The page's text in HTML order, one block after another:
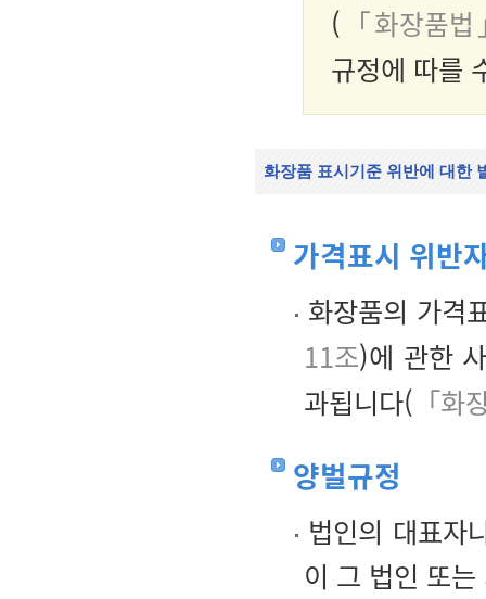
( 「화장품
규정에 따를
화장품 표시기준 위반에 대한
가격표시 위반
화장품의 가격
11조)에 관한
과됩니다( 「
양벌규정
법인의 대표자
이 그 법인 또